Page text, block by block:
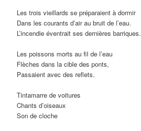
Les trois vieillards se préparaient à dormir
Dans les courants d’air au bruit de l’eau.
L’incendie éventrait ses dernières barriques.
Les poissons morts au fil de l’eau
Flèches dans la cible des ponts,
Passaient avec des reflets.
Tintamarre de voitures
Chants d’oiseaux
Son de cloche